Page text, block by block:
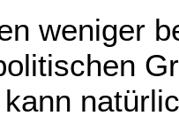
weniger